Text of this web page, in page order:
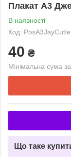
Плакат А3
В наявності
Код:
40 ₴
Мінімальна сума
Що таке